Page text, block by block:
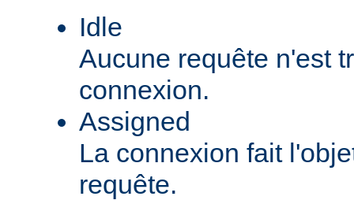
Idle
Aucune requête n'est
connexion.
Assigned
La connexion fait
requête.